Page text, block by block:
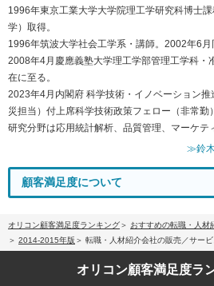
1996年東京工業大学大学院理工学研究科博士
学）取得。
1996年筑波大学社会工学系・講師。2002年6月
2008年4月慶應義塾大学理工学部管理工学科・
在に至る。
2023年4月内閣府 科学技術・イノベーション
災担当）付上席科学技術政策フェロー（非常勤）
研究分野は応用統計解析、品質管理、マーケテ
≫鈴木
顧客満足度について
オリコン顧客満足度ランキング
おすすめの転職・人材
2014-2015年版
転職・人材紹介会社の販売／サー
オリコン顧客満足度ラ